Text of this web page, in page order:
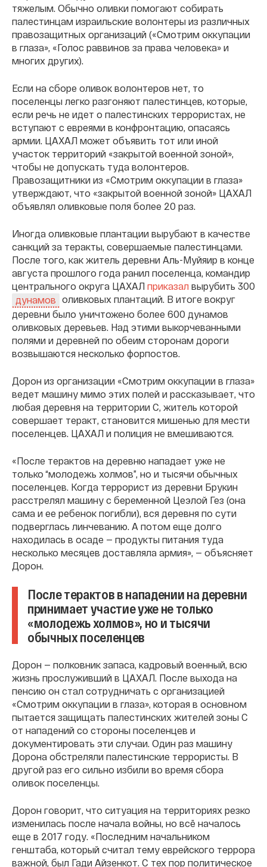
тяжелым. Обычно оливки помогают собирать
палестинцам израильские волонтеры из различных
правозащитных организаций («Смотрим оккупации
в глаза», «Голос раввинов за права человека» и
многих других).
Если на сборе оливок волонтеров нет, то
поселенцы легко разгоняют палестинцев, которые,
если речь не идет о палестинских террористах, не
вступают с евреями в конфронтацию, опасаясь
армии. ЦАХАЛ может объявить тот или иной
участок территорий «закрытой военной зоной»,
чтобы не допускать туда волонтеров.
Правозащитники из «Смотрим оккупации в глаза»
утверждают, что «закрытой военной зоной» ЦАХАЛ
объявлял оливковые поля более 20 раз.
Иногда оливковые плантации вырубают в качестве
санкций за теракты, совершаемые палестинцами.
После того, как житель деревни Аль-Муйяир в конце
августа прошлого года ранил поселенца, командир
центрального округа ЦАХАЛ приказал вырубить 300
дунамов оливковых плантаций. В итоге вокруг
деревни было уничтожено более 600 дунамов
оливковых деревьев. Над этими выкорчеванными
полями и деревней по обеим сторонам дороги
возвышаются несколько форпостов.
Дорон из организации «Смотрим оккупации в глаза»
ведет машину мимо этих полей и рассказывает, что
любая деревня на территории С, житель которой
совершает теракт, становится мишенью для мести
поселенцев. ЦАХАЛ и полиция не вмешиваются.
«После терактов на деревню нападает уже не
только “молодежь холмов”, но и тысячи обычных
поселенцев. Когда террорист из деревни Брукин
расстрелял машину с беременной Цеэлой Гез (она
сама и ее ребенок погибли), вся деревня по сути
подверглась линчеванию. А потом еще долго
находилась в осаде — продукты питания туда
несколько месяцев доставляла армия», — объясняет
Дорон.
После терактов в нападении на деревни
принимает участие уже не только
«молодежь холмов», но и тысячи
обычных поселенцев
Дорон — полковник запаса, кадровый военный, всю
жизнь прослуживший в ЦАХАЛ. После выхода на
пенсию он стал сотрудничать с организацией
«Смотрим оккупации в глаза», которая в основном
пытается защищать палестинских жителей зоны С
от нападений со стороны поселенцев и
документировать эти случаи. Один раз машину
Дорона обстреляли палестинские террористы. В
другой раз его сильно избили во время сбора
оливок поселенцы.
Дорон говорит, что ситуация на территориях резко
изменилась после начала войны, но всё началось
еще в 2017 году. «Последним начальником
генштаба, который считал тему еврейского террора
важной, был Гади Айзенкот. С тех пор политическое